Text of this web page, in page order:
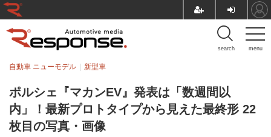
menu
search
ポルシェ『マカンEV』発表は「数週間以
内」！最新プロトタイプから見えた最終形 22
枚目の写真・画像
自動車 ニューモデル 新型車